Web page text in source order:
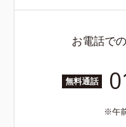
お電話で
無料通話
午